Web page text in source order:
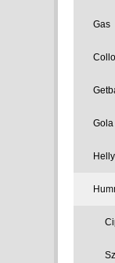
Gas
Gola